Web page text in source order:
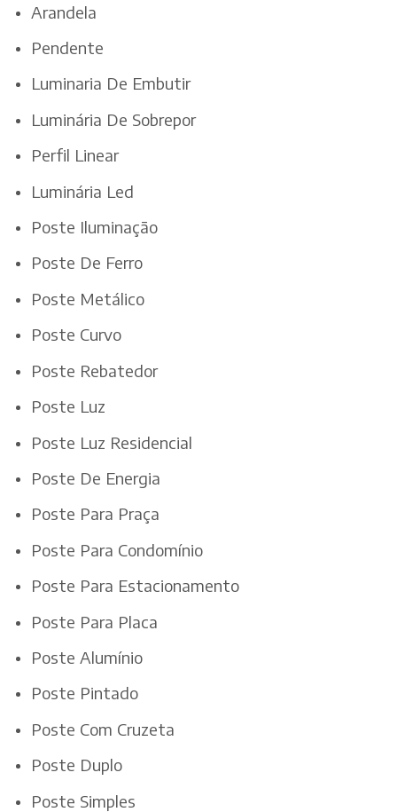
Arandela
Pendente
Luminaria De Embutir
Luminária De Sobrepor
Perfil Linear
Luminária Led
Poste Iluminação
Poste De Ferro
Poste Metálico
Poste Curvo
Poste Rebatedor
Poste Luz
Poste Luz Residencial
Poste De Energia
Poste Para Praça
Poste Para Condomínio
Poste Para Estacionamento
Poste Para Placa
Poste Alumínio
Poste Pintado
Poste Com Cruzeta
Poste Duplo
Poste Simples